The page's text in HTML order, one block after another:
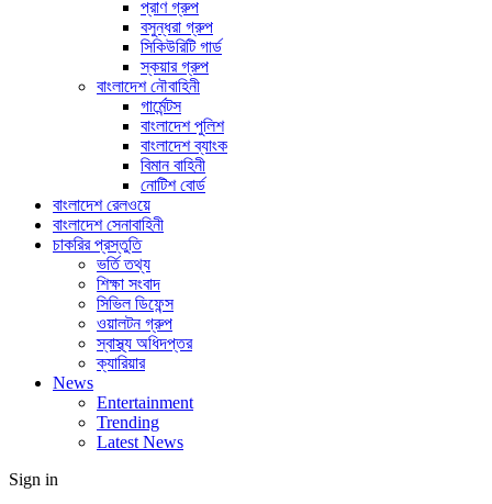
প্রাণ গ্রুপ
বসুন্ধরা গ্রুপ
সিকিউরিটি গার্ড
স্কয়ার গ্রুপ
বাংলাদেশ নৌবাহিনী
গার্মেন্টস
বাংলাদেশ পুলিশ
বাংলাদেশ ব্যাংক
বিমান বাহিনী
নোটিশ বোর্ড
বাংলাদেশ রেলওয়ে
বাংলাদেশ সেনাবাহিনী
চাকরির প্রস্তুতি
ভর্তি তথ্য
শিক্ষা সংবাদ
সিভিল ডিফেন্স
ওয়ালটন গ্রুপ
স্বাস্থ্য অধিদপ্তর
ক্যারিয়ার
News
Entertainment
Trending
Latest News
Sign in